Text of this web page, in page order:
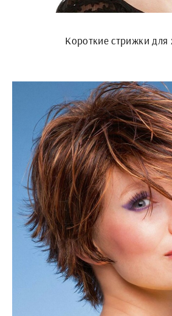
Короткие стрижки